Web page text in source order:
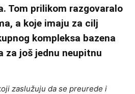
Tom prilikom razgovaralo
a koje imaju za cilj
kompleksa bazena
za još jednu neupitnu
zaslužuju da se preurede i